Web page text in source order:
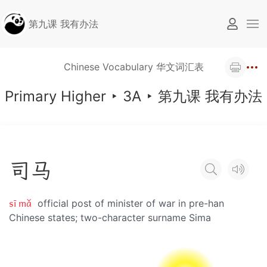
第九课 我有办法
Chinese Vocabulary 华文词汇表
Primary Higher ‣ 3A ‣ 第九课 我有办法
司马
sī mǎ official post of minister of war in pre-han
Chinese states; two-character surname Sima